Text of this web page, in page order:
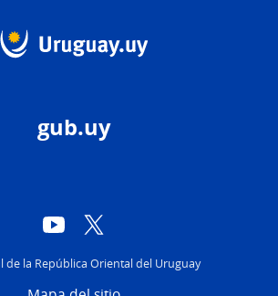
gub.uy
YouTube
de la República Oriental del Uruguay